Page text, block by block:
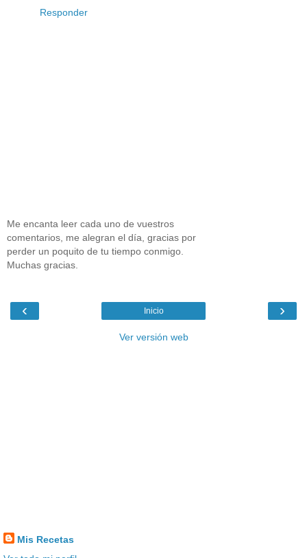
Responder
Me encanta leer cada uno de vuestros
comentarios, me alegran el día, gracias por
perder un poquito de tu tiempo conmigo.
Muchas gracias.
‹ ›
Inicio
Ver versión web
Mis Recetas